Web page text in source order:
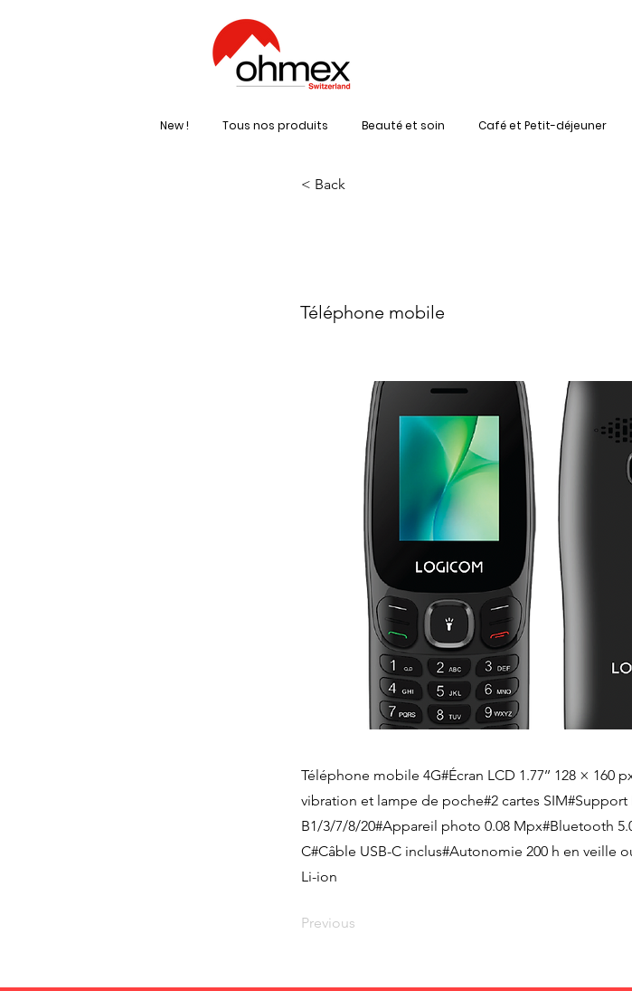
New ! Tous nos produits Beauté et soin Café et Petit-déjeuner
< Back
Téléphone mobile
Téléphone mobile 4G#Écran LCD 1.77’’ 128 × 160
vibration et lampe de poche#2 cartes SIM#Support
B1/3/7/8/20#Appareil photo 0.08 Mpx#Bluetooth
C#Câble USB-C inclus#Autonomie 200 h en veille
Li-ion
Previous